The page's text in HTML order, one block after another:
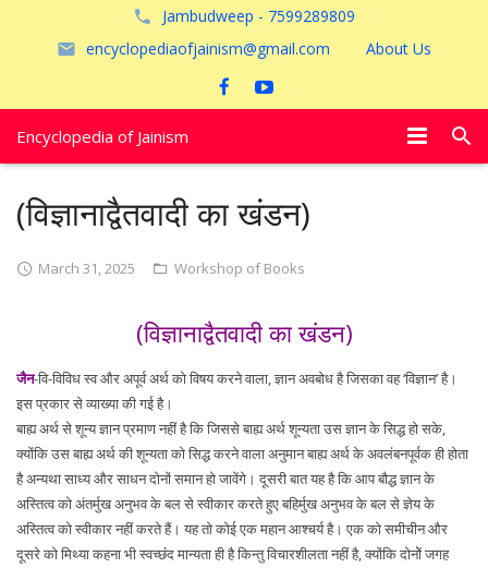
Jambudweep - 7599289809
encyclopediaofjainism@gmail.com
About Us
Encyclopedia of Jainism
पूजायें
(विज्ञानाद्वैतवादी का खंडन)
March 31, 2025 Workshop of Books
(विज्ञानाद्वैतवादी का खंडन)
जैन-वि-विविध स्व और अपूर्व अर्थ को विषय करने वाला, ज्ञान अवबोध है जिसका वह ‘विज्ञान’ है।
इस प्रकार से व्याख्या की गई है।
बाह्य अर्थ से शून्य ज्ञान प्रमाण नहीं है कि जिससे बाह्य अर्थ शून्यता उस ज्ञान के सिद्ध हो सके,
क्योंकि उस बाह्य अर्थ की शून्यता को सिद्ध करने वाला अनुमान बाह्य अर्थ के अवलंबनपूर्वक ही होता
है अन्यथा साध्य और साधन दोनों समान हो जावेंगे। दूसरी बात यह है कि आप बौद्ध ज्ञान के
अस्तित्व को अंतर्मुख अनुभव के बल से स्वीकार करते हुए बहिर्मुख अनुभव के बल से ज्ञेय के
अस्तित्व को स्वीकार नहीं करते हैं। यह तो कोई एक महान आश्चर्य है। एक को समीचीन और
दूसरे को मिथ्या कहना भी स्वच्छंंद मान्यता ही है किन्तु विचारशीलता नहीं है, क्योंकि दोनोें जगह